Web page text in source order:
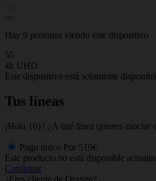
Hay 9 personas viendo este dispositivo
55
4k UHD
Este dispositivo está solamente
Tus líneas
¡Hola {0}! ¿A qué línea quieres asociar
Pago único Por 519€
Este producto no está disponible
Continuar
¿Eres cliente de Orange?